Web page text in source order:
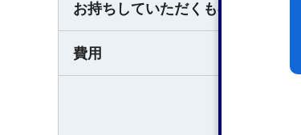
お持ちしていただくもの
費用